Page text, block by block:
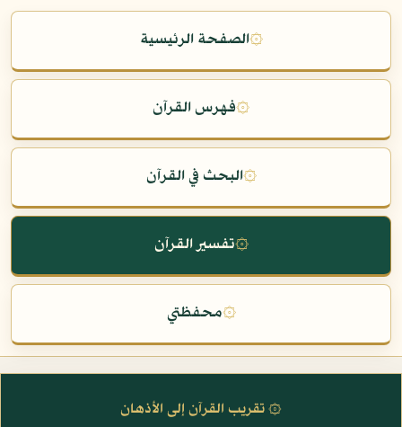
۞الصفحة الرئيسية
۞فهرس القرآن
۞البحث في القرآن
۞تفسير القرآن
۞محفظتي
۞ تقريب القرآن إلى الأذهان